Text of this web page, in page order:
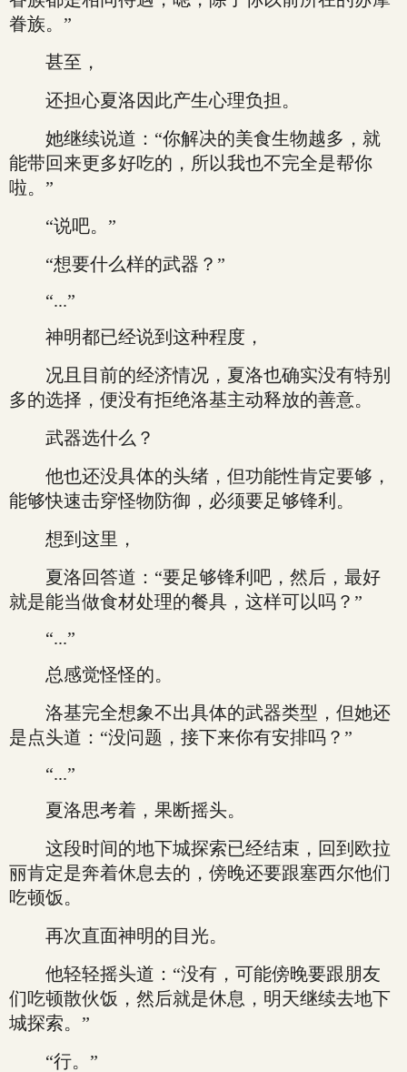
眷族。”
甚至，
还担心夏洛因此产生心理负担。
她继续说道：“你解决的美食生物越多，就
能带回来更多好吃的，所以我也不完全是帮你
啦。”
“说吧。”
“想要什么样的武器？”
“...”
神明都已经说到这种程度，
况且目前的经济情况，夏洛也确实没有特别
多的选择，便没有拒绝洛基主动释放的善意。
武器选什么？
他也还没具体的头绪，但功能性肯定要够，
能够快速击穿怪物防御，必须要足够锋利。
想到这里，
夏洛回答道：“要足够锋利吧，然后，最好
就是能当做食材处理的餐具，这样可以吗？”
“...”
总感觉怪怪的。
洛基完全想象不出具体的武器类型，但她还
是点头道：“没问题，接下来你有安排吗？”
“...”
夏洛思考着，果断摇头。
这段时间的地下城探索已经结束，回到欧拉
丽肯定是奔着休息去的，傍晚还要跟塞西尔他们
吃顿饭。
再次直面神明的目光。
他轻轻摇头道：“没有，可能傍晚要跟朋友
们吃顿散伙饭，然后就是休息，明天继续去地下
城探索。”
“行。”